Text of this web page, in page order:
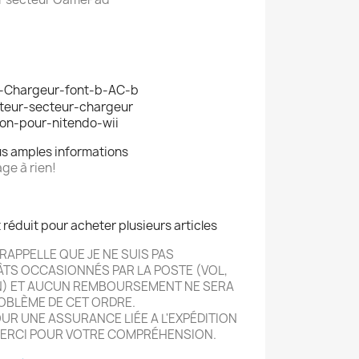
amples informations
à rien!
pour acheter plusieurs articles
QUE JE NE SUIS PAS
OCCASIONNÉS PAR LA POSTE (VOL,
ET AUCUN REMBOURSEMENT NE SERA
DE CET ORDRE.
UNE ASSURANCE LIÉE A L'EXPÉDITION
POUR VOTRE COMPRÉHENSION.